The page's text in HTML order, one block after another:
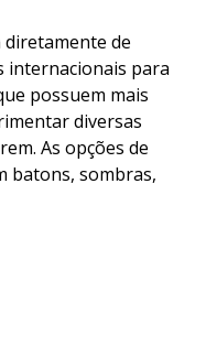
diretamente de
internacionais para
possuem mais
diversas
As opções de
batons, sombras,